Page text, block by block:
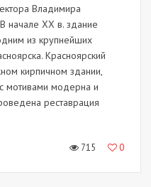
Владимира
начале XX в. здание
из крупнейших
Красноярский
кирпичном здании,
мотивами модерна и
реставрация
715 0